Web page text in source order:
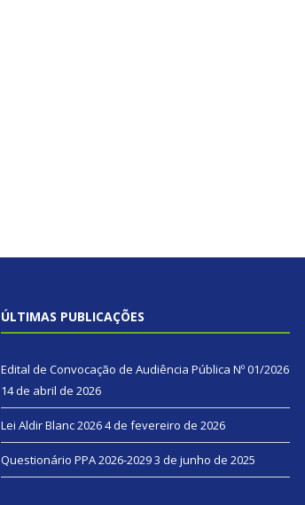
ÚLTIMAS PUBLICAÇÕES
Edital de Convocação de Audiência Pública Nº 01/2026
14 de abril de 2026
Lei Aldir Blanc 20264 de fevereiro de 2026
Questionário PPA 2026-20293 de junho de 2025